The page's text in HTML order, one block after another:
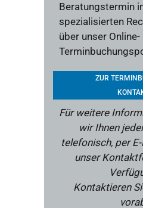
Beratungstermin
spezialisierten
über unser Online-
ZUR
Für weitere
wir Ihnen
telefonisch, per
unser
Kontaktieren